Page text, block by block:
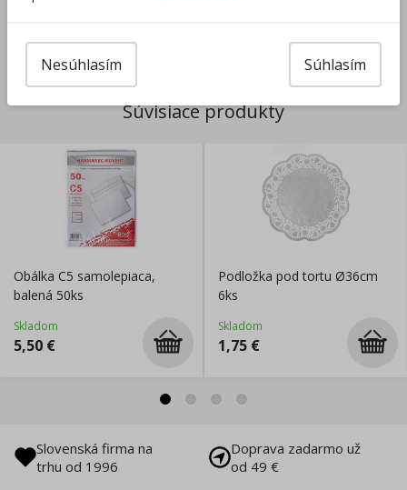
Výrobca/Distribútor
Súvisiace produkty
Obálka C5 samolepiaca,
balená 50ks
Skladom
5,50 €
Podložka pod tortu Ø36cm
6ks
Skladom
1,75 €
Slovenská firma na
trhu od 1996
Doprava zadarmo už
od 49 €
Súhlasím
Nesúhlasím